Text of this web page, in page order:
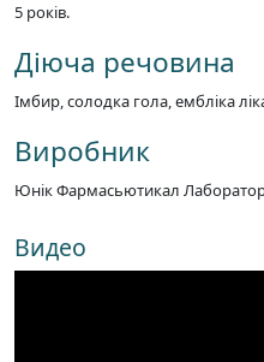
5 років.
Діюча речовина
Імбир, солодка гола, ембліка
Виробник
Юнік Фармасьютикал
Видео